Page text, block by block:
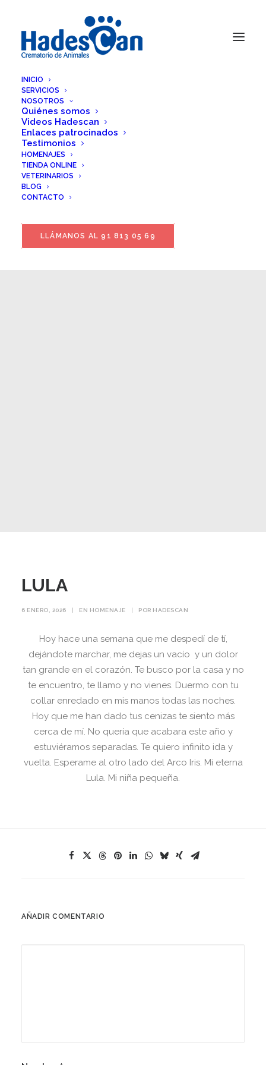
INICIO
SERVICIOS
NOSOTROS
Quiénes somos
Videos Hadescan
Enlaces patrocinados
Testimonios
HOMENAJES
TIENDA ONLINE
VETERINARIOS
BLOG
CONTACTO
LLÁMANOS AL 91 813 05 69
LULA
6 ENERO, 2026 | EN HOMENAJE | POR HADESCAN
Hoy hace una semana que me despedí de tí,
dejándote marchar, me dejas un vacío y un dolor
tan grande en el corazón. Te busco por la casa y no
te encuentro, te llamo y no vienes. Duermo con tu
collar enredado en mis manos todas las noches.
Hoy que me han dado tus cenizas te siento más
cerca de mí. No quería que acabara este año y
estuviéramos separadas. Te quiero infinito ida y
vuelta. Esperame al otro lado del Arco Iris. Mi eterna
Lula. Mi niña pequeña.
AÑADIR COMENTARIO